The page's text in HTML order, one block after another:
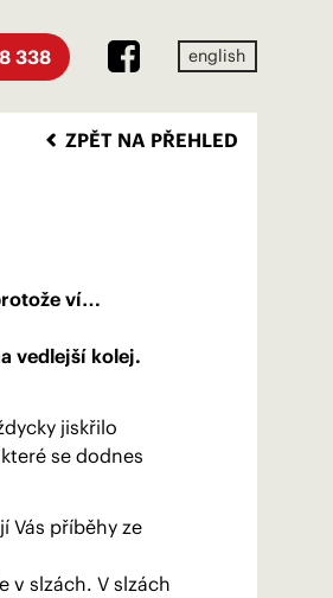
338 english
ví…
vedlejší kolej.
jiskřilo
se dodnes
Vás příběhy ze
v slzách. V slzách
ZPĚT NA PŘEHLED